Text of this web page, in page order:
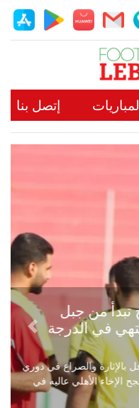
إتصل بنا
جبل
في دوري
عاليه في
Next